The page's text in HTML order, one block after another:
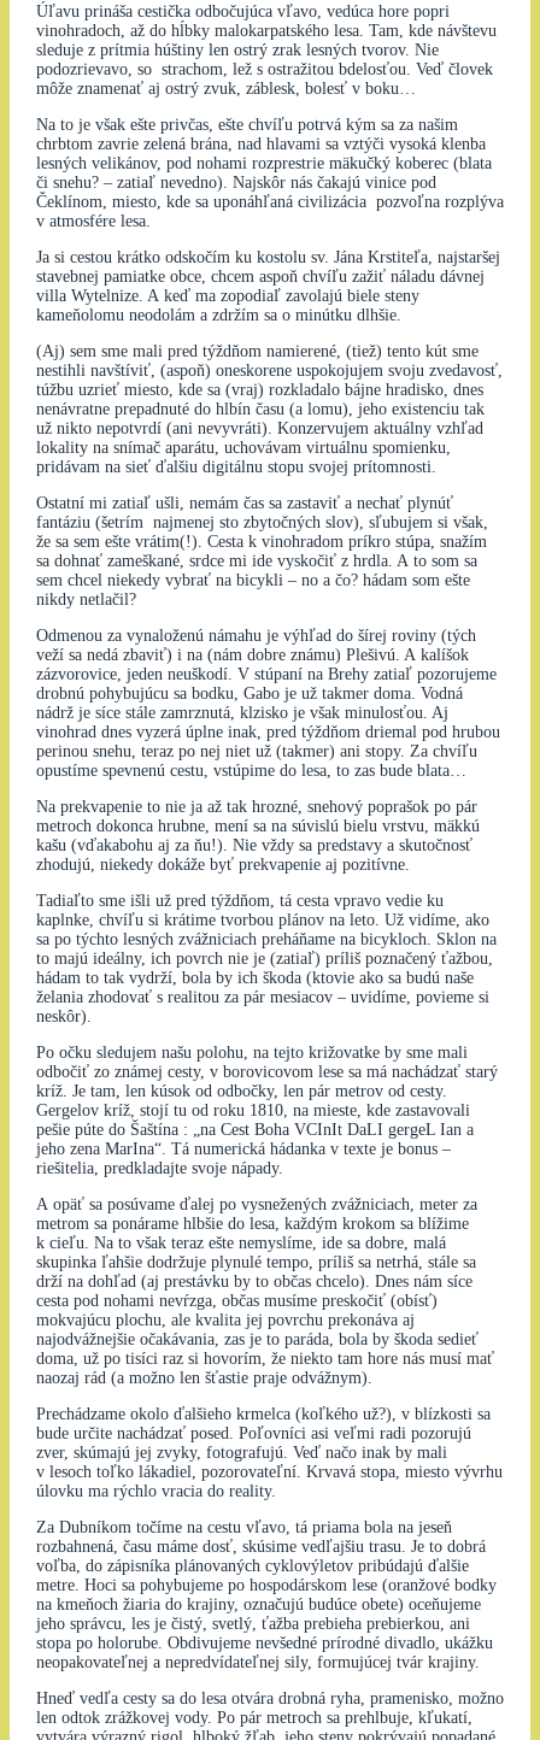
Úľavu prináša cestička odbočujúca vľavo, vedúca hore popri
vinohradoch, až do hĺbky malokarpatského lesa. Tam, kde návštevu
sleduje z prítmia húštiny len ostrý zrak lesných tvorov. Nie
podozrievavo, so strachom, lež s ostražitou bdelosťou. Veď človek
môže znamenať aj ostrý zvuk, záblesk, bolesť v boku…
Na to je však ešte privčas, ešte chvíľu potrvá kým sa za našim
chrbtom zavrie zelená brána, nad hlavami sa vztýči vysoká klenba
lesných velikánov, pod nohami rozprestrie mäkučký koberec (blata
či snehu? – zatiaľ nevedno). Najskôr nás čakajú vinice pod
Čeklínom, miesto, kde sa uponáhľaná civilizácia pozvoľna rozplýva
v atmosfére lesa.
Ja si cestou krátko odskočím ku kostolu sv. Jána Krstiteľa, najstaršej
stavebnej pamiatke obce, chcem aspoň chvíľu zažiť náladu dávnej
villa Wytelnize. A keď ma zopodiaľ zavolajú biele steny
kameňolomu neodolám a zdržím sa o minútku dlhšie.
(Aj) sem sme mali pred týždňom namierené, (tiež) tento kút sme
nestihli navštíviť, (aspoň) oneskorene uspokojujem svoju zvedavosť,
túžbu uzrieť miesto, kde sa (vraj) rozkladalo bájne hradisko, dnes
nenávratne prepadnuté do hlbín času (a lomu), jeho existenciu tak
už nikto nepotvrdí (ani nevyvráti). Konzervujem aktuálny vzhľad
lokality na snímač aparátu, uchovávam virtuálnu spomienku,
pridávam na sieť ďalšiu digitálnu stopu svojej prítomnosti.
Ostatní mi zatiaľ ušli, nemám čas sa zastaviť a nechať plynúť
fantáziu (šetrím najmenej sto zbytočných slov), sľubujem si však,
že sa sem ešte vrátim(!). Cesta k vinohradom príkro stúpa, snažím
sa dohnať zameškané, srdce mi ide vyskočiť z hrdla. A to som sa
sem chcel niekedy vybrať na bicykli – no a čo? hádam som ešte
nikdy netlačil?
Odmenou za vynaloženú námahu je výhľad do šírej roviny (tých
veží sa nedá zbaviť) i na (nám dobre známu) Plešivú. A kalíšok
zázvorovice, jeden neuškodí. V stúpaní na Brehy zatiaľ pozorujeme
drobnú pohybujúcu sa bodku, Gabo je už takmer doma. Vodná
nádrž je síce stále zamrznutá, klzisko je však minulosťou. Aj
vinohrad dnes vyzerá úplne inak, pred týždňom driemal pod hrubou
perinou snehu, teraz po nej niet už (takmer) ani stopy. Za chvíľu
opustíme spevnenú cestu, vstúpime do lesa, to zas bude blata…
Na prekvapenie to nie ja až tak hrozné, snehový poprašok po pár
metroch dokonca hrubne, mení sa na súvislú bielu vrstvu, mäkkú
kašu (vďakabohu aj za ňu!). Nie vždy sa predstavy a skutočnosť
zhodujú, niekedy dokáže byť prekvapenie aj pozitívne.
Tadiaľto sme išli už pred týždňom, tá cesta vpravo vedie ku
kaplnke, chvíľu si krátime tvorbou plánov na leto. Už vidíme, ako
sa po týchto lesných zvážniciach preháňame na bicykloch. Sklon na
to majú ideálny, ich povrch nie je (zatiaľ) príliš poznačený ťažbou,
hádam to tak vydrží, bola by ich škoda (ktovie ako sa budú naše
želania zhodovať s realitou za pár mesiacov – uvidíme, povieme si
neskôr).
Po očku sledujem našu polohu, na tejto križovatke by sme mali
odbočiť zo známej cesty, v borovicovom lese sa má nachádzať starý
kríž. Je tam, len kúsok od odbočky, len pár metrov od cesty.
Gergelov kríž, stojí tu od roku 1810, na mieste, kde zastavovali
pešie púte do Šaštína : „na Cest Boha VCInIt DaLI gergeL Ian a
jeho zena MarIna“. Tá numerická hádanka v texte je bonus –
riešitelia, predkladajte svoje nápady.
A opäť sa posúvame ďalej po vysnežených zvážniciach, meter za
metrom sa ponárame hlbšie do lesa, každým krokom sa blížime
k cieľu. Na to však teraz ešte nemyslíme, ide sa dobre, malá
skupinka ľahšie dodržuje plynulé tempo, príliš sa netrhá, stále sa
drží na dohľad (aj prestávku by to občas chcelo). Dnes nám síce
cesta pod nohami nevŕzga, občas musíme preskočiť (obísť)
mokvajúcu plochu, ale kvalita jej povrchu prekonáva aj
najodvážnejšie očakávania, zas je to paráda, bola by škoda sedieť
doma, už po tisíci raz si hovorím, že niekto tam hore nás musí mať
naozaj rád (a možno len šťastie praje odvážnym).
Prechádzame okolo ďalšieho krmelca (koľkého už?), v blízkosti sa
bude určite nachádzať posed. Poľovníci asi veľmi radi pozorujú
zver, skúmajú jej zvyky, fotografujú. Veď načo inak by mali
v lesoch toľko lákadiel, pozorovateľní. Krvavá stopa, miesto vývrhu
úlovku ma rýchlo vracia do reality.
Za Dubníkom točíme na cestu vľavo, tá priama bola na jeseň
rozbahnená, času máme dosť, skúsime vedľajšiu trasu. Je to dobrá
voľba, do zápisníka plánovaných cyklovýletov pribúdajú ďalšie
metre. Hoci sa pohybujeme po hospodárskom lese (oranžové bodky
na kmeňoch žiaria do krajiny, označujú budúce obete) oceňujeme
jeho správcu, les je čistý, svetlý, ťažba prebieha prebierkou, ani
stopa po holorube. Obdivujeme nevšedné prírodné divadlo, ukážku
neopakovateľnej a nepredvídateľnej sily, formujúcej tvár krajiny.
Hneď vedľa cesty sa do lesa otvára drobná ryha, pramenisko, možno
len odtok zrážkovej vody. Po pár metroch sa prehlbuje, kľukatí,